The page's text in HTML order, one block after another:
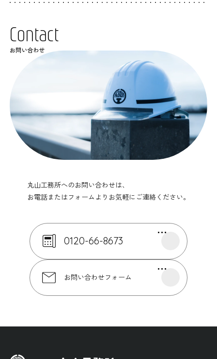
お問い合わせ
Contact
丸山工務所へのお問い合わせは、
お電話またはフォームよりお気軽にご連絡ください。
0120-66-8673
お問い合わせフォーム